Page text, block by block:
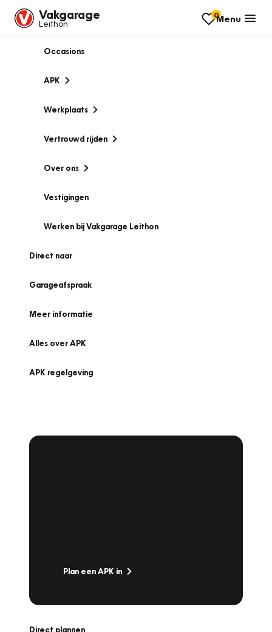
Vakgarage
Leithon
0Menu
Occasions
APK
Werkplaats
Vertrouwd rijden
Over ons
Vestigingen
Werken bij Vakgarage Leithon
Direct naar
Garageafspraak
Meer informatie
Alles over APK
APK regelgeving
Plan een APK in
Direct plannen